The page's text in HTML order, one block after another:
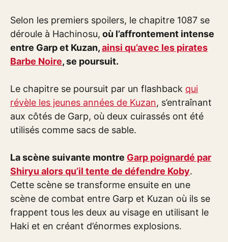
Selon les premiers spoilers, le chapitre 1087 se
déroule à Hachinosu, où l’affrontement intense
entre Garp et Kuzan,ainsi qu’avec les pirates
Barbe Noire, se poursuit.
Le chapitre se poursuit par un flashback qui
révèle les jeunes années de Kuzan, s’entraînant
aux côtés de Garp, où deux cuirassés ont été
utilisés comme sacs de sable.
La scène suivante montre Garp poignardé par
Shiryu alors qu’il tente de défendre Koby.
Cette scène se transforme ensuite en une
scène de combat entre Garp et Kuzan où ils se
frappent tous les deux au visage en utilisant le
Haki et en créant d’énormes explosions.